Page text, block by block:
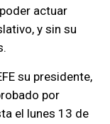
actuar
y sin su
su presidente,
por
el lunes 13 de